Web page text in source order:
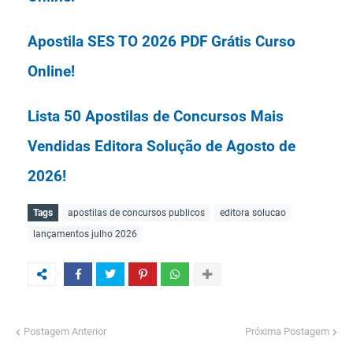
Apostila SES TO 2026 PDF Grátis Curso
Online!
Lista 50 Apostilas de Concursos Mais
Vendidas Editora Solução de Agosto de
2026!
Lista 50 Apostilas de Concursos Mais
Agosto de 2026!
Apostila Prefeitura de Paulínia SP 2026 PDF
Tags apostilas de concursos publicos
editora solucao
lançamentos julho 2026
Postagem Anterior Próxima Postagem